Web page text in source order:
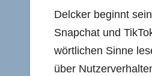
Delcker beginnt
Snapchat und
wörtlichen Sinne
über